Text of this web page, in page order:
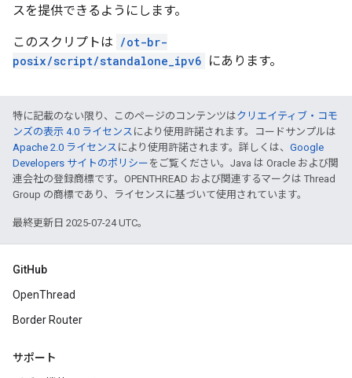
スを提供できるようにします。
このスクリプトは /ot-br-
posix/script/standalone_ipv6 にあります。
特に記載のない限り、このページのコンテンツはクリエイティブ・コモ
ンズの表示 4.0 ライセンス により使用許諾されます。コードサンプルは
Apache 2.0 ライセンス により使用許諾されます。詳しくは、 Google
Developers サイトのポリシー をご覧ください。Java は Oracle および関
連会社の登録商標です。OPENTHREAD および関連するマークは Thread
Group の商標であり、ライセンスに基づいて使用されています。
最終更新日 2025-07-24 UTC。
GitHub
OpenThread
Border Router
サポート